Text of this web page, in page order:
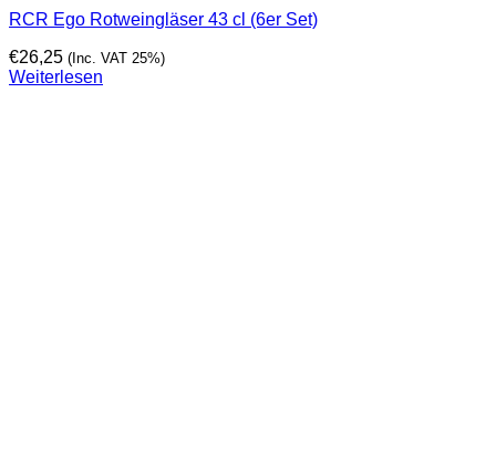
RCR Ego Rotweingläser 43 cl (6er Set)
€26,25 (Inc. VAT 25%)
Weiterlesen